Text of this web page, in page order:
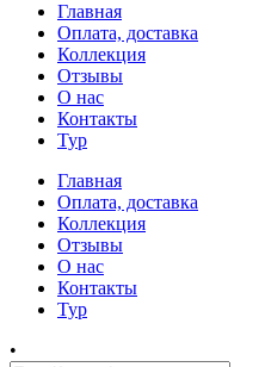
Главная
Оплата, доставка
Коллекция
Отзывы
О нас
Контакты
Тур
Главная
Оплата, доставка
Коллекция
Отзывы
О нас
Контакты
Тур
•